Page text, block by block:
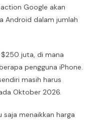
Google akan
Android dalam jumlah
juta, di mana
pengguna iPhone.
masih harus
Oktober 2026.
menaikkan harga